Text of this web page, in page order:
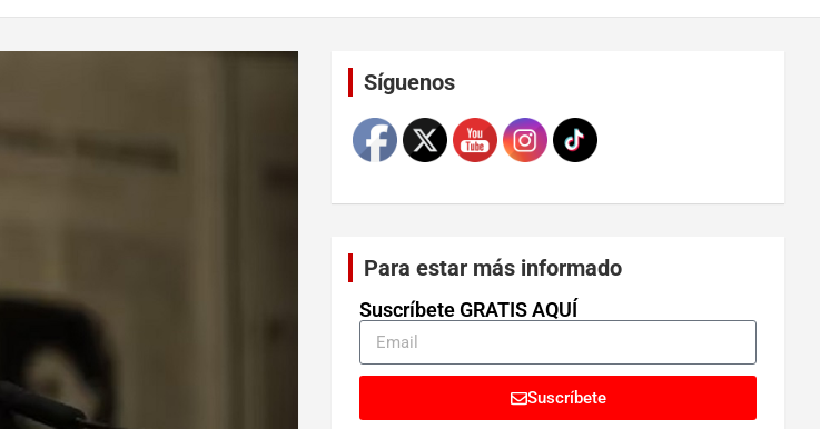
SíguenosSet Youtube Channel ID
Para estar más informado
Suscríbete GRATIS AQUÍ
Suscríbete